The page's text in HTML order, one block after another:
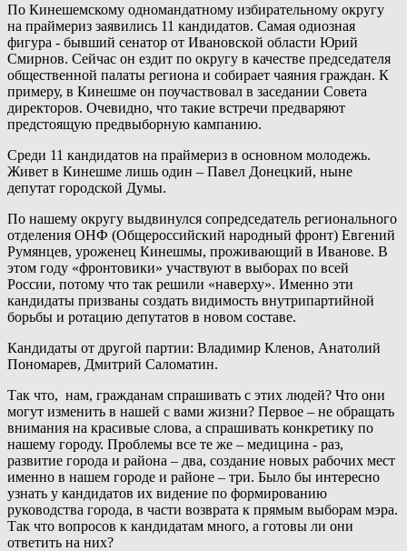
По Кинешемскому одномандатному избирательному округу
на праймериз заявились 11 кандидатов. Самая одиозная
фигура - бывший сенатор от Ивановской области Юрий
Смирнов. Сейчас он ездит по округу в качестве председателя
общественной палаты региона и собирает чаяния граждан. К
примеру, в Кинешме он поучаствовал в заседании Совета
директоров. Очевидно, что такие встречи предваряют
предстоящую предвыборную кампанию.
Среди 11 кандидатов на праймериз в основном молодежь.
Живет в Кинешме лишь один – Павел Донецкий, ныне
депутат городской Думы.
По нашему округу выдвинулся сопредседатель регионального
отделения ОНФ (Общероссийский народный фронт) Евгений
Румянцев, уроженец Кинешмы, проживающий в Иванове. В
этом году «фронтовики» участвуют в выборах по всей
России, потому что так решили «наверху». Именно эти
кандидаты призваны создать видимость внутрипартийной
борьбы и ротацию депутатов в новом составе.
Кандидаты от другой партии: Владимир Кленов, Анатолий
Пономарев, Дмитрий Саломатин.
Так что, нам, гражданам спрашивать с этих людей? Что они
могут изменить в нашей с вами жизни? Первое – не обращать
внимания на красивые слова, а спрашивать конкретику по
нашему городу. Проблемы все те же – медицина - раз,
развитие города и района – два, создание новых рабочих мест
именно в нашем городе и районе – три. Было бы интересно
узнать у кандидатов их видение по формированию
руководства города, в части возврата к прямым выборам мэра.
Так что вопросов к кандидатам много, а готовы ли они
ответить на них?